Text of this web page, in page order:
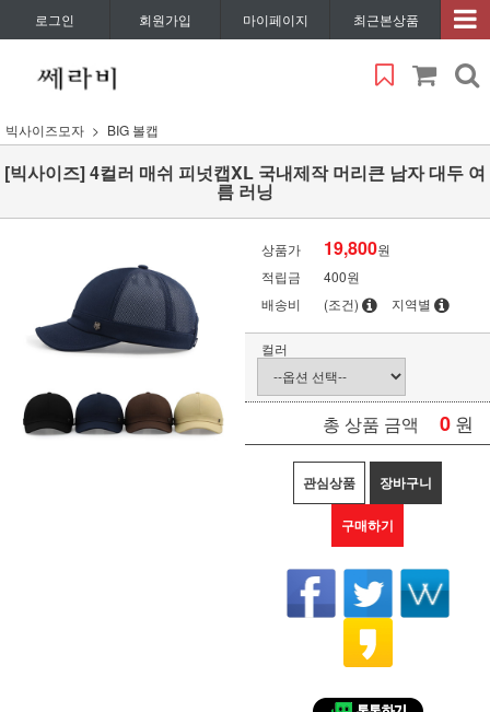
로그인 회원가입 마이페이지 최근본상품
빅사이즈모자 BIG 볼캡
[빅사이즈] 4컬러 매쉬 피넛캡XL 국내제작 머리큰 남자 대두 여
름 러닝
상품가 19,800원
적립금
400원
배송비
(조건) 지역별
컬러
총 상품 금액 0 원
관심상품 장바구니
구매하기